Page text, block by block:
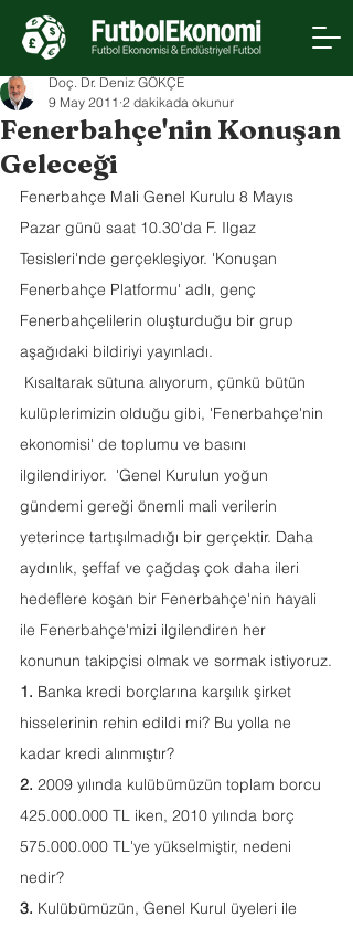
Fenerbahçe'nin Konuşan
Geleceği
Doç. Dr. Deniz GÖKÇE
9 May 2011 2 dakikada okunur
Fenerbahçe Mali Genel Kurulu 8 Mayıs
Pazar günü saat 10.30'da F. Ilgaz
Tesisleri'nde gerçekleşiyor. 'Konuşan
Fenerbahçe Platformu' adlı, genç
Fenerbahçelilerin oluşturduğu bir grup
aşağıdaki bildiriyi yayınladı.
Kısaltarak sütuna alıyorum, çünkü bütün
kulüplerimizin olduğu gibi, 'Fenerbahçe'nin
ekonomisi' de toplumu ve basını
ilgilendiriyor.  'Genel Kurulun yoğun
gündemi gereği önemli mali verilerin
yeterince tartışılmadığı bir gerçektir. Daha
aydınlık, şeffaf ve çağdaş çok daha ileri
hedeflere koşan bir Fenerbahçe'nin hayali
ile Fenerbahçe'mizi ilgilendiren her
konunun takipçisi olmak ve sormak istiyoruz.
1. Banka kredi borçlarına karşılık şirket
hisselerinin rehin edildi mi? Bu yolla ne
kadar kredi alınmıştır?
2. 2009 yılında kulübümüzün toplam borcu
425.000.000 TL iken, 2010 yılında borç
575.000.000 TL'ye yükselmiştir, nedeni
nedir?
3. Kulübümüzün, Genel Kurul üyeleri ile